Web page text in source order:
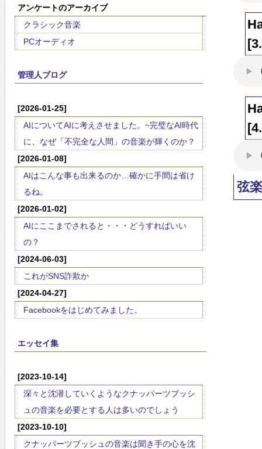
アンケートのアーカイブ
クラシック音楽
PCオーディオ
管理人ブログ
[2026-01-25]
AIについてAIに考えさせました。~完璧なAI時代
に、なぜ「不完全な人間」の音楽が輝くのか？
[2026-01-08]
AIはこんな事も出来るのか…確かに手間は省け
るね。
[2026-01-02]
AIにここまでされると・・・どうすればいい
の？
[2024-06-03]
これがSNS詐欺か
[2024-04-27]
Facebookをはじめてみました。
エッセイ集
[2023-10-14]
深々と沈潜していくようなクナッパーツブッシ
ュの音楽を必要とする人は多いのでしょう
[2023-10-10]
クナッパーツブッシュの音楽は聞き手の心を沈
弦